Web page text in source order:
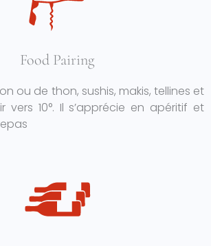
Food Pairing
ou de thon, sushis, makis, tellines et
vers 10°. Il s’apprécie en apéritif et